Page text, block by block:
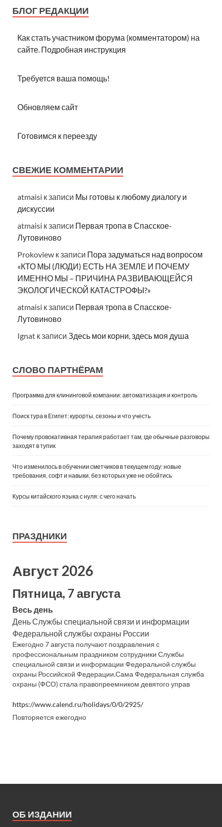
БЛОГ РЕДАКЦИИ
Как стать участником форума (комментатором) на
сайте. Подробная инструкция
Требуется ваша помощь!
Обновляем сайт
Готовимся к переезду
СВЕЖИЕ КОММЕНТАРИИ
atmaisi к записи Мы готовы к любому диалогу и
дискуссии
atmaisi к записи Первая тропа в Спасское-
Лутовиново
Prokoview к записи Пора задуматься над вопросом
«КТО МЫ (ЛЮДИ) ЕСТЬ НА ЗЕМЛЕ И ПОЧЕМУ
ИМЕННО МЫ – ПРИЧИНА РАЗВИВАЮЩЕЙСЯ
ЭКОЛОГИЧЕСКОЙ КАТАСТРОФЫ?»
atmaisi к записи Первая тропа в Спасское-
Лутовиново
Ignat к записи Здесь мои корни, здесь моя душа
СЛОВО ПАРТНЁРАМ
Программа для клининговой компании: автоматизация и контроль
Поиск тура в Египет: курорты, сезоны и что учесть
Почему провокативная терапия работает там, где обычные разговоры
заходят в тупик
Что изменилось в обучении сметчиков в текущем году: новые
требования, софт и навыки, без которых уже не обойтись
Курсы китайского языка с нуля: с чего начать
ПРАЗДНИКИ
Август 2026
Пятница, 7 августа
Весь день
День Службы специальной связи и информации
Федеральной службы охраны России
Ежегодно 7 августа получают поздравления с
профессиональным праздником сотрудники Службы
специальной связи и информации Федеральной службы
охраны Российской Федерации.Сама Федеральная служба
охраны (ФСО) стала правопреемником девятого управ
https://www.calend.ru/holidays/0/0/2925/
Повторяется ежегодно
ОБ ИЗДАНИИ